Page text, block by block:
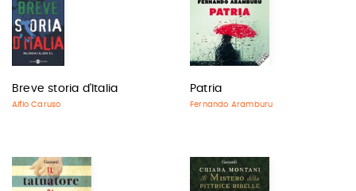
Breve storia d'Italia
Alfio Caruso
Patria
Fernando Aramburu